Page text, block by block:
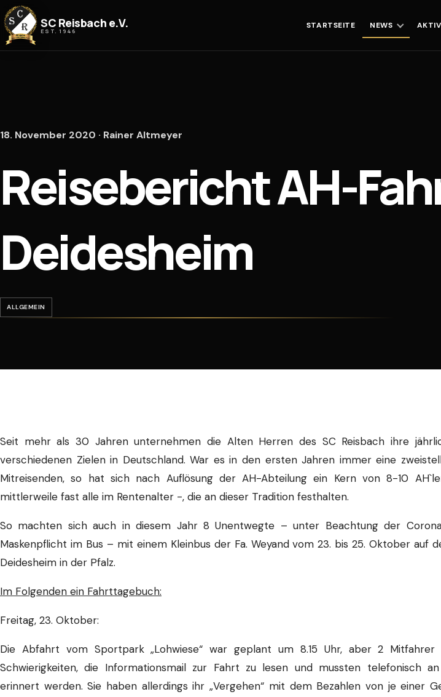
Zum Inhalt springen
SC Reisbach e.V.
EST. 1946
STARTSEITE NEWS
18. November 2020 · Rainer Altmeyer
Reisebericht AH-
Deidesheim
ALLGEMEIN
Seit mehr als 30 Jahren unternehmen die Alten Herren des SC Reisbach ihre
verschiedenen Zielen in Deutschland. War es in den ersten Jahren immer eine
Mitreisenden, so hat sich nach Auflösung der AH-Abteilung ein Kern von 8-10
mittlerweile fast alle im Rentenalter -, die an dieser Tradition festhalten.
So machten sich auch in diesem Jahr 8 Unentwegte – unter Beachtung der
Maskenpflicht im Bus – mit einem Kleinbus der Fa. Weyand vom 23. bis 25. Oktober auf
Deidesheim in der Pfalz.
Im Folgenden ein Fahrttagebuch:
Freitag, 23. Oktober:
Die Abfahrt vom Sportpark „Lohwiese“ war geplant um 8.15 Uhr, aber 2
Schwierigkeiten, die Informationsmail zur Fahrt zu lesen und mussten telefonisch
erinnert werden. Sie haben allerdings ihr „Vergehen“ mit dem Bezahlen von je einer